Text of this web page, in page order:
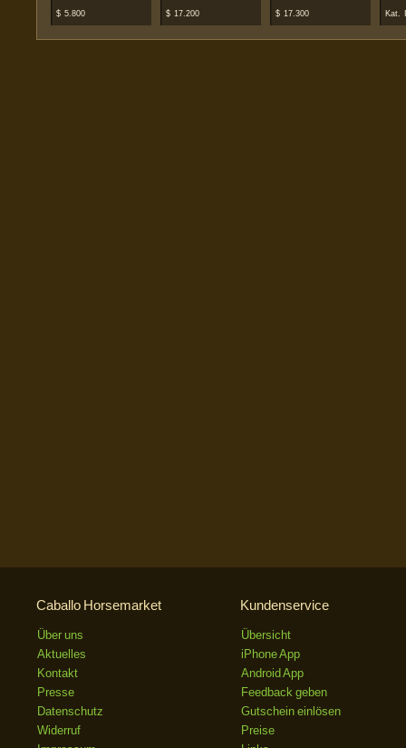
$ 5.800 $ 17.200 $ 17.300 Kat.
Caballo Horsemarket
Über uns
Aktuelles
Kontakt
Presse
Datenschutz
Widerruf
Kundenservice
Übersicht
iPhone App
Android App
Feedback geben
Gutschein einlösen
Preise